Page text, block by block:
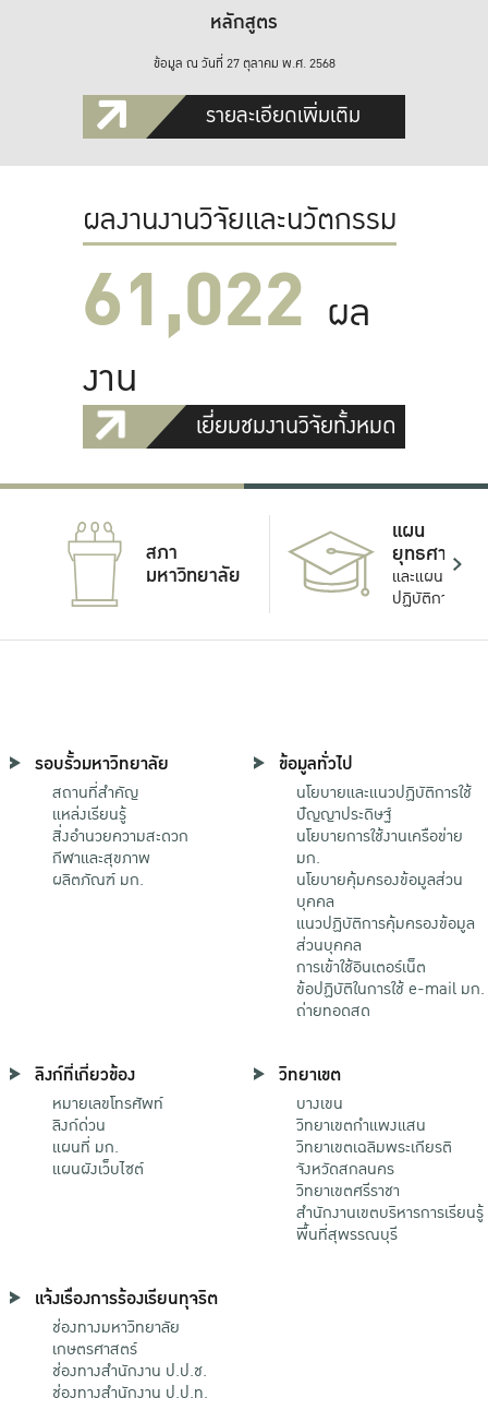
หลักสูตร
ข้อมูล ณ วันที่ 27 ตุลาคม พ.ศ. 2568
รายละเอียดเพิ่มเติม
ผลงานงานวิจัยและนวัตกรรม
61,022 ผล
งาน
เยี่ยมชมงานวิจัยทั้งหมด
สภา
มหาวิทยาลัย
แผน
ยุทธศาสตร์
และแผน
ปฏิบัติการ
รอบรั้วมหาวิทยาลัย
สถานที่สำคัญ
แหล่งเรียนรู้
สิ่งอำนวยความสะดวก
กีฬาและสุขภาพ
ผลิตภัณฑ์ มก.
ข้อมูลทั่วไป
นโยบายและแนวปฏิบัติการใช้
ปัญญาประดิษฐ์
นโยบายการใช้งานเครือข่าย
มก.
นโยบายคุ้มครองข้อมูลส่วน
บุคคล
แนวปฏิบัติการคุ้มครองข้อมูล
ส่วนบุคคล
การเข้าใช้อินเตอร์เน็ต
ข้อปฏิบัติในการใช้ e-mail มก.
ถ่ายทอดสด
ลิงก์ที่เกี่ยวข้อง
หมายเลขโทรศัพท์
ลิงก์ด่วน
แผนที่ มก.
แผนผังเว็บไซต์
วิทยาเขต
บางเขน
วิทยาเขตกําแพงแสน
วิทยาเขตเฉลิมพระเกียรติ
จังหวัดสกลนคร
วิทยาเขตศรีราชา
สำนักงานเขตบริหารการเรียนรู้
พื้นที่สุพรรณบุรี
แจ้งเรื่องการร้องเรียนทุจริต
ช่องทางมหาวิทยาลัย
เกษตรศาสตร์
ช่องทางสำนักงาน ป.ป.ช.
ช่องทางสำนักงาน ป.ป.ท.